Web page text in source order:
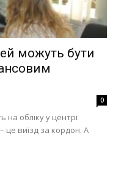
можуть бути
0
обліку у центрі
це виїзд за кордон. А